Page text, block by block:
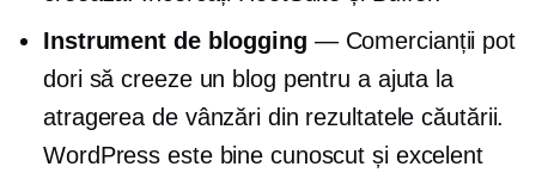
Instrument de blogging — Comercianții pot
dori să creeze un blog pentru a ajuta la
atragerea de vânzări din rezultatele căutării.
WordPress este bine cunoscut și excelent